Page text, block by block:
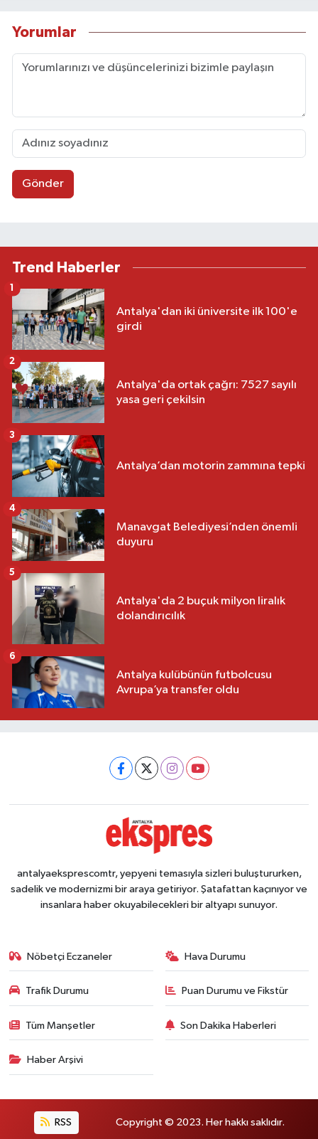
Yorumlar
Gönder
Trend Haberler
Antalya'dan iki üniversite ilk 100'e
girdi
1
Antalya'da ortak çağrı: 7527 sayılı
yasa geri çekilsin
2
Antalya’dan motorin zammına tepki
3
Manavgat Belediyesi’nden önemli
duyuru
4
Antalya'da 2 buçuk milyon liralık
dolandırıcılık
5
Antalya kulübünün futbolcusu
Avrupa’ya transfer oldu
6
antalyaeksprescomtr, yepyeni temasıyla sizleri buluştururken,
sadelik ve modernizmi bir araya getiriyor. Şatafattan kaçınıyor ve
insanlara haber okuyabilecekleri bir altyapı sunuyor.
Nöbetçi Eczaneler Hava Durumu
Trafik Durumu Puan Durumu ve Fikstür
Tüm Manşetler Son Dakika Haberleri
Haber Arşivi
RSS Copyright © 2023. Her hakkı saklıdır.